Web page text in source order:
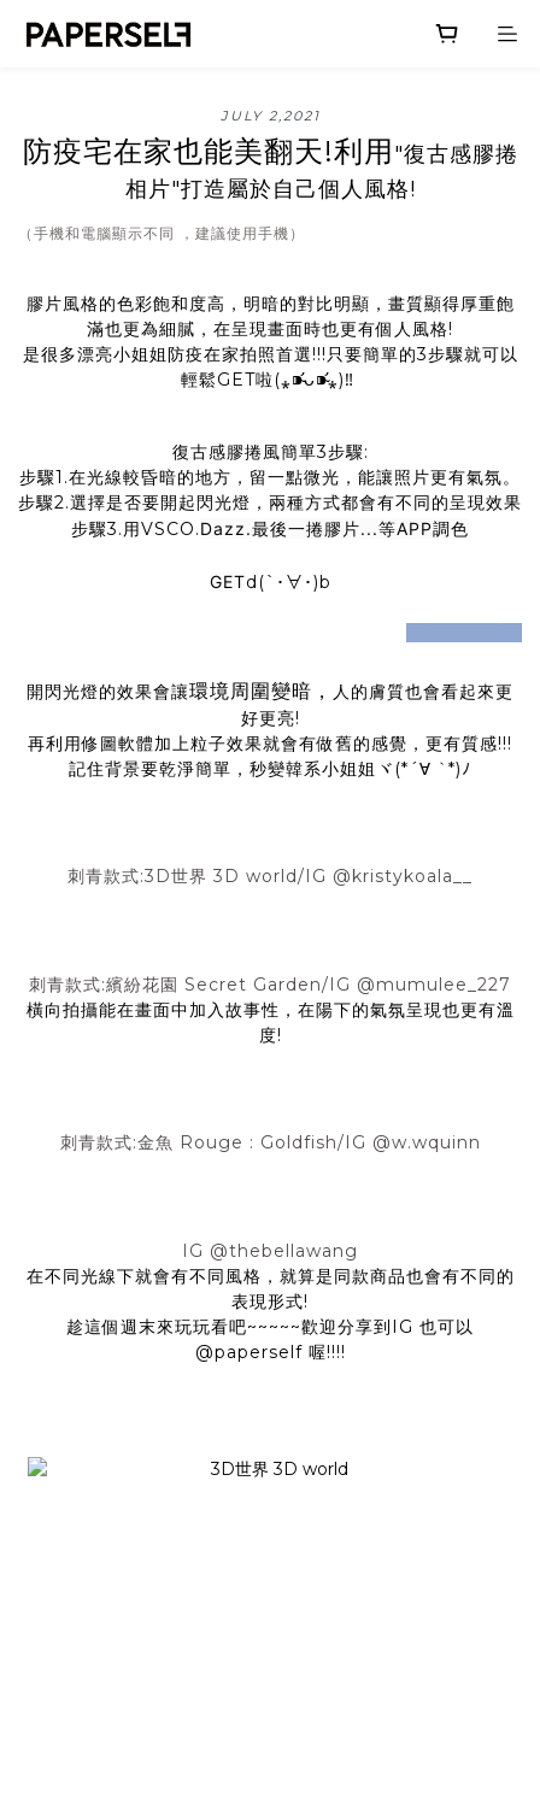
JULY 2,2021
防疫宅在家也能美翻天!利用"復古感膠捲
相片"打造屬於自己個人風格!
（手機和電腦顯示不同 ，建議使用手機）
膠片風格的色彩飽和度高，明暗的對比明顯，畫質顯得厚重飽
滿也更為細膩，在呈現畫面時也更有個人風格!
是很多漂亮小姐姐防疫在家拍照首選!!!只要簡單的3步驟就可以
輕鬆GET啦(⁎⁍̴̛ᴗ⁍̴̛⁎)‼
復古感膠捲風簡單3步驟:
步驟1.在光線較昏暗的地方，留一點微光，能讓照片更有氣氛。
步驟2.選擇是否要開起閃光燈，兩種方式都會有不同的呈現效果
步驟3.用VSCO.Dazz.最後一捲膠片...等APP調色
GETd(`･∀･)b
prev next
開閃光燈的效果會讓環境周圍變暗， 人的膚質也會看起來更
好更亮!
再利用修圖軟體加上粒子效果就會有做舊的感覺，更有質感!!!
記住背景要乾淨簡單，秒變韓系小姐姐ヾ(*´∀ ˋ*)ﾉ
刺青款式:3D世界 3D world/IG @kristykoala__
刺青款式:繽紛花園 Secret Garden/IG @mumulee_227
橫向拍攝能在畫面中加入故事性，在陽下的氣氛呈現也更有溫
度!
刺青款式:金魚 Rouge : Goldfish/IG @w.wquinn
IG @thebellawang
在不同光線下就會有不同風格，就算是同款商品也會有不同的
表現形式!
趁這個週末來玩玩看吧~~~~~歡迎分享到IG 也可以
@paperself 喔!!!!